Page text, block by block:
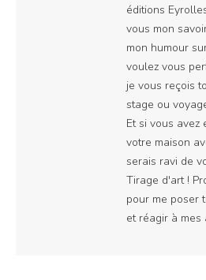
éditions
vous mon
mon humour
voulez vous
je vous reçois
stage ou
Et si vous avez
votre maison
serais ravi de
Tirage d'art !
pour me poser
et réagir à mes